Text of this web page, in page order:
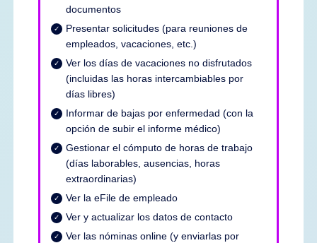
documentos
Presentar solicitudes (para reuniones de
empleados, vacaciones, etc.)
Ver los días de vacaciones no disfrutados
(incluidas las horas intercambiables por
días libres)
Informar de bajas por enfermedad (con la
opción de subir el informe médico)
Gestionar el cómputo de horas de trabajo
(días laborables, ausencias, horas
extraordinarias)
Ver la eFile de empleado
Ver y actualizar los datos de contacto
Ver las nóminas online (y enviarlas por